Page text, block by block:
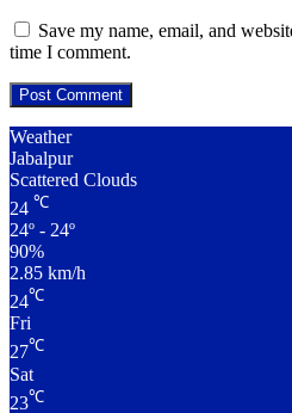
Save my name, email, and
time I comment.
Weather
Jabalpur
Scattered Clouds
24 ℃
24º - 24º
90%
2.85 km/h
24℃
Fri
27℃
Sat
23℃